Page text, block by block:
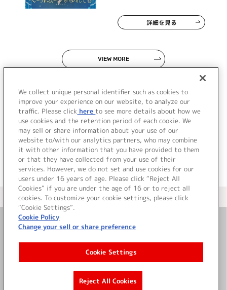
詳細を見る
VIEW MORE
JP
＜ カタログサイト トップページへ
お問い合わせ
サイト利用について
We collect unique personal identifier such as cookies to
improve your experience on our website, to analyze our
traffic. Please click here to see more details about how we
use cookies and the retention period of each cookie. We
may sell or share information about your use of our
website to/with our analytics partners, who may combine
it with other information that you have provided to them
or that they have collected from your use of their
services. However, we do not set and use cookies for our
users under 16 years of age. Please click “Reject All
Cookies” if you are under the age of 16 or to reject all
cookies. To customize your cookie settings, please click
“Cookie Settings”.
Cookie Policy
Change your sell or share preference
Cookie Settings
Reject All Cookies